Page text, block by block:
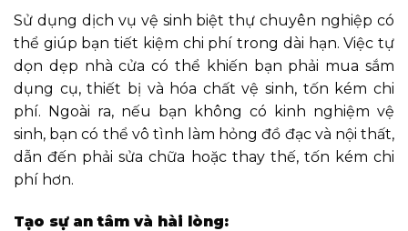
Sử dụng dịch vụ vệ sinh biệt thự chuyên nghiệp có
thể giúp bạn tiết kiệm chi phí trong dài hạn. Việc tự
dọn dẹp nhà cửa có thể khiến bạn phải mua sắm
dụng cụ, thiết bị và hóa chất vệ sinh, tốn kém chi
phí. Ngoài ra, nếu bạn không có kinh nghiệm vệ
sinh, bạn có thể vô tình làm hỏng đồ đạc và nội thất,
dẫn đến phải sửa chữa hoặc thay thế, tốn kém chi
phí hơn.
Tạo sự an tâm và hài lòng: